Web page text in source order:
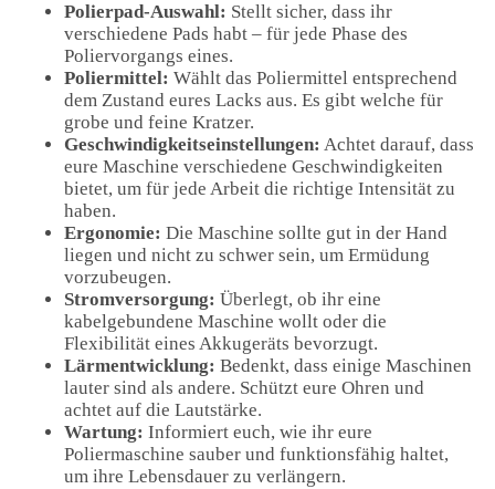
Polierpad-Auswahl: Stellt sicher, dass ihr
verschiedene Pads habt – für jede Phase des
Poliervorgangs eines.
Poliermittel: Wählt das Poliermittel entsprechend
dem Zustand eures Lacks aus. Es gibt welche für
grobe und feine Kratzer.
Geschwindigkeitseinstellungen: Achtet darauf, dass
eure Maschine verschiedene Geschwindigkeiten
bietet, um für jede Arbeit die richtige Intensität zu
haben.
Ergonomie: Die Maschine sollte gut in der Hand
liegen und nicht zu schwer sein, um Ermüdung
vorzubeugen.
Stromversorgung: Überlegt, ob ihr eine
kabelgebundene Maschine wollt oder die
Flexibilität eines Akkugeräts bevorzugt.
Lärmentwicklung: Bedenkt, dass einige Maschinen
lauter sind als andere. Schützt eure Ohren und
achtet auf die Lautstärke.
Wartung: Informiert euch, wie ihr eure
Poliermaschine sauber und funktionsfähig haltet,
um ihre Lebensdauer zu verlängern.